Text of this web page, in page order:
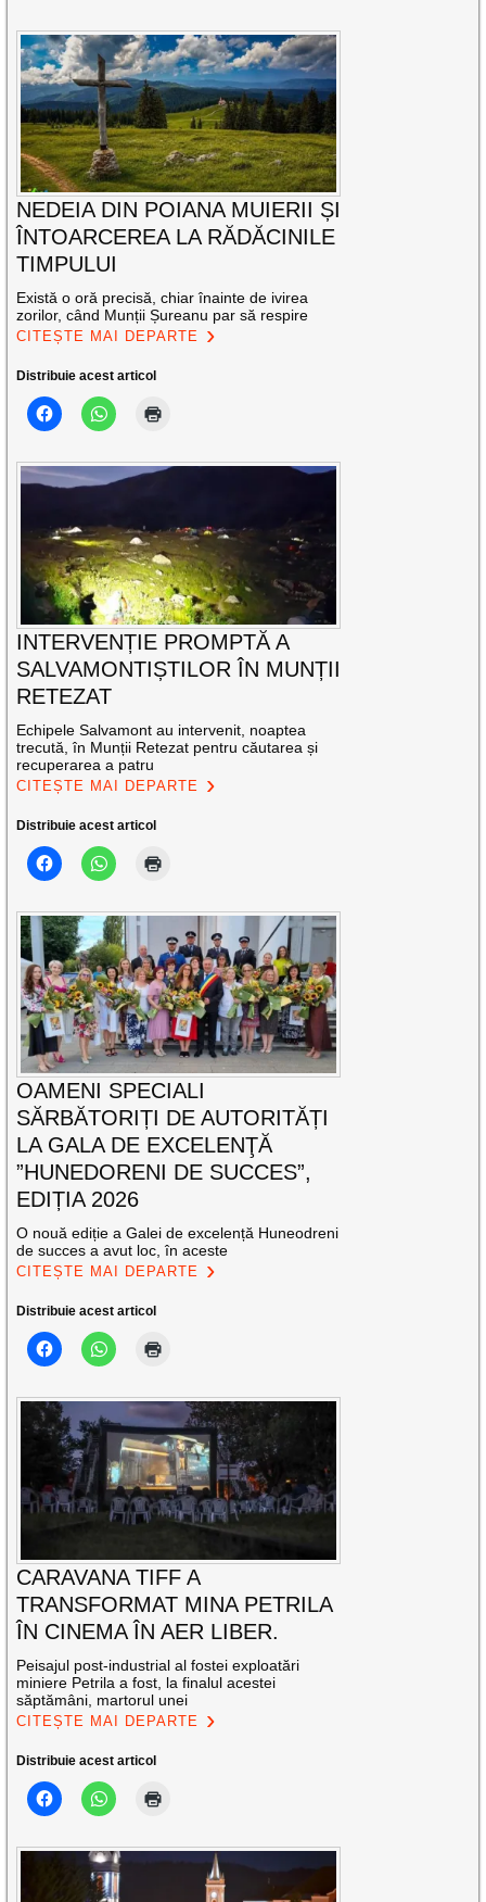
NEDEIA DIN POIANA MUIERII ȘI
ÎNTOARCEREA LA RĂDĂCINILE
TIMPULUI
Există o oră precisă, chiar înainte de ivirea
zorilor, când Munții Șureanu par să respire
CITEȘTE MAI DEPARTE
Distribuie acest articol
INTERVENȚIE PROMPTĂ A
SALVAMONTIȘTILOR ÎN MUNȚII
RETEZAT
Echipele Salvamont au intervenit, noaptea
trecută, în Munții Retezat pentru căutarea și
recuperarea a patru
CITEȘTE MAI DEPARTE
Distribuie acest articol
OAMENI SPECIALI
SĂRBĂTORIȚI DE AUTORITĂȚI
LA GALA DE EXCELENŢĂ
”HUNEDORENI DE SUCCES”,
EDIȚIA 2026
O nouă ediție a Galei de excelență Huneodreni
de succes a avut loc, în aceste
CITEȘTE MAI DEPARTE
Distribuie acest articol
CARAVANA TIFF A
TRANSFORMAT MINA PETRILA
ÎN CINEMA ÎN AER LIBER.
Peisajul post-industrial al fostei exploatări
miniere Petrila a fost, la finalul acestei
săptămâni, martorul unei
CITEȘTE MAI DEPARTE
Distribuie acest articol